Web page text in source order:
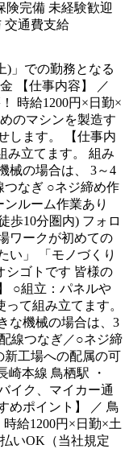
険完備 未経験歓迎
交通費支給
)」での勤務となる
【仕事内容】 ／
時給1200円×日勤×
のマシンを製造す
します。 【仕事内
み立てます。 組み
械の場合は、 3～4
つなぎ ○ネジ締め作
ルーム作業あり
歩10分圏内) フォロ
ワークが初めての
い」 「モノづくり
シゴトです 皆様の
○組立：パネルや
て組み立てます。
な機械の場合は、3
線つなぎ／○ネジ締
工場への配属の可
崎本線 鳥栖駅 ・
イク、マイカー通
めポイント】 ／ 鳥
給1200円×日勤×土
いOK（当社規定